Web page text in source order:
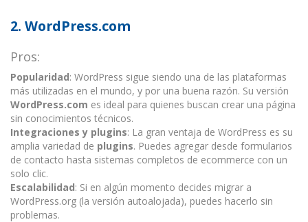
2. WordPress.com
Pros:
Popularidad: WordPress sigue siendo una de las plataformas
más utilizadas en el mundo, y por una buena razón. Su versión
WordPress.com es ideal para quienes buscan crear una página
sin conocimientos técnicos.
Integraciones y plugins: La gran ventaja de WordPress es su
amplia variedad de plugins. Puedes agregar desde formularios
de contacto hasta sistemas completos de ecommerce con un
solo clic.
Escalabilidad: Si en algún momento decides migrar a
WordPress.org (la versión autoalojada), puedes hacerlo sin
problemas.